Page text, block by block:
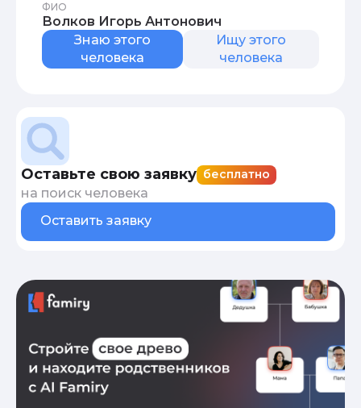
ФИО
Волков Игорь Антонович
Знаю этого
человека
Ищу этого
человека
Оставьте свою заявку бесплатно
на поиск человека
Оставить заявку